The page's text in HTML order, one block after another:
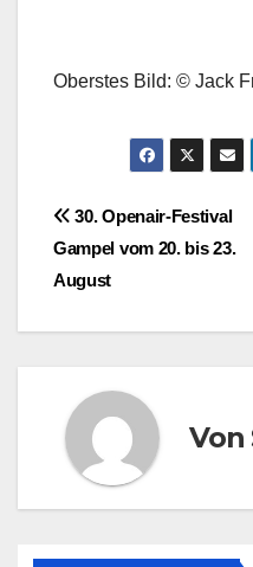
Oberstes Bild: © Jack
30. Openair-Festival
Gampel vom 20. bis 23.
August
Von